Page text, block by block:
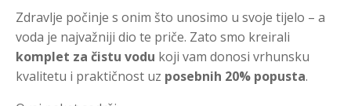
Zdravlje počinje s onim što unosimo u svoje tijelo – a
voda je najvažniji dio te priče. Zato smo kreirali
komplet za čistu vodu koji vam donosi vrhunsku
kvalitetu i praktičnost uz posebnih 20% popusta.